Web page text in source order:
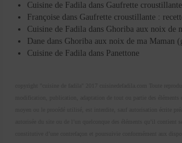
Cuisine de Fadila dans Gaufrette
Françoise dans Gaufrette croustillante :
Cuisine de Fadila dans Ghoriba aux noix de
Dane dans Ghoriba aux noix de ma Maman
Cuisine de Fadila dans Panettone